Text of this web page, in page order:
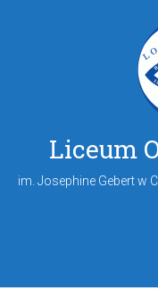
Liceum
im. Josephine Gebert w